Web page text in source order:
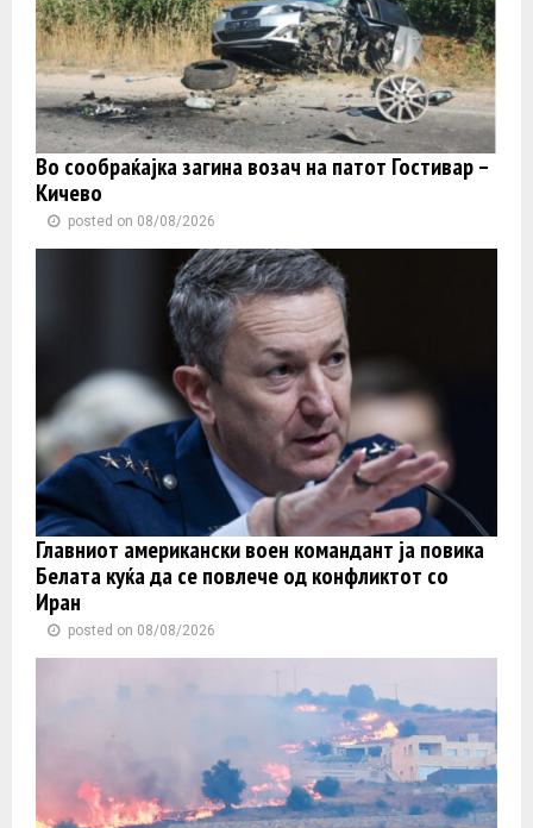
Во сообраќајка загина возач на патот Гостивар –
Кичево
posted on 08/08/2026
Главниот американски воен командант ја повика
Белата куќа да се повлече од конфликтот со
Иран
posted on 08/08/2026